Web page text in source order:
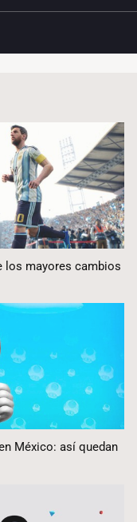
los mayores cambios
México: así quedan